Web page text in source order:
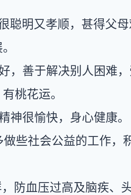
聪明又孝顺，甚得父
，善于解决别人困难，
桃花运。
神很愉快，身心健康。
些社会公益的工作，
防血压过高及脑疾、头